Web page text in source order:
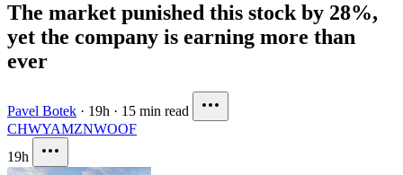
The market punished this stock by 28%,
yet the company is earning more than
ever
Pavel Botek · 19h · 15 min read
CHWYAMZNWOOF
19h